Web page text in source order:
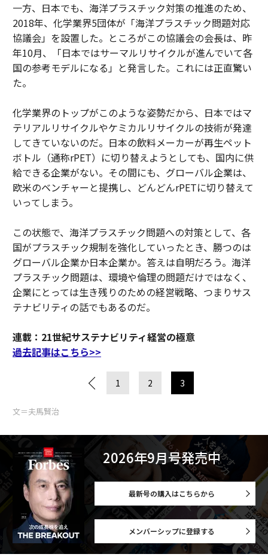
一方、日本でも、海洋プラスチック対策の推進のため、
2018年、化学業界5団体が「海洋プラスチック問題対応
協議会」を設置した。ところがこの協議会の会長は、昨
年10月、「日本ではサーマルリサイクルが進んでいて各
国の参考モデルになる」と発言した。これには正直驚い
た。
化学業界のトップがこのような姿勢だから、日本ではマ
テリアルリサイクルやケミカルリサイクルの技術が発達
してきていないのだ。日本の飲料メーカーが再生ペット
ボトル（通称rPET）に切り替えようとしても、国内に供
給できる企業がない。その間にも、グローバル企業は、
欧米のベンチャーと提携し、どんどんrPETに切り替えて
いってしまう。
この状態で、海洋プラスチック問題への対策として、各
国がプラスチック規制を強化していったとき、勝つのは
グローバル企業か日本企業か。答えは自明だろう。海洋
プラスチック問題は、環境や倫理の問題だけではなく、
企業にとっては生き残りのための経営戦略、つまりサス
テナビリティの話でもあるのだ。
連載：21世紀サステナビリティ経営の極意
過去記事はこちら>>
1 2 3
文＝夫馬賢治
2026年9月号発売中
最新号の購入はこちらから
メンバーシップに登録する